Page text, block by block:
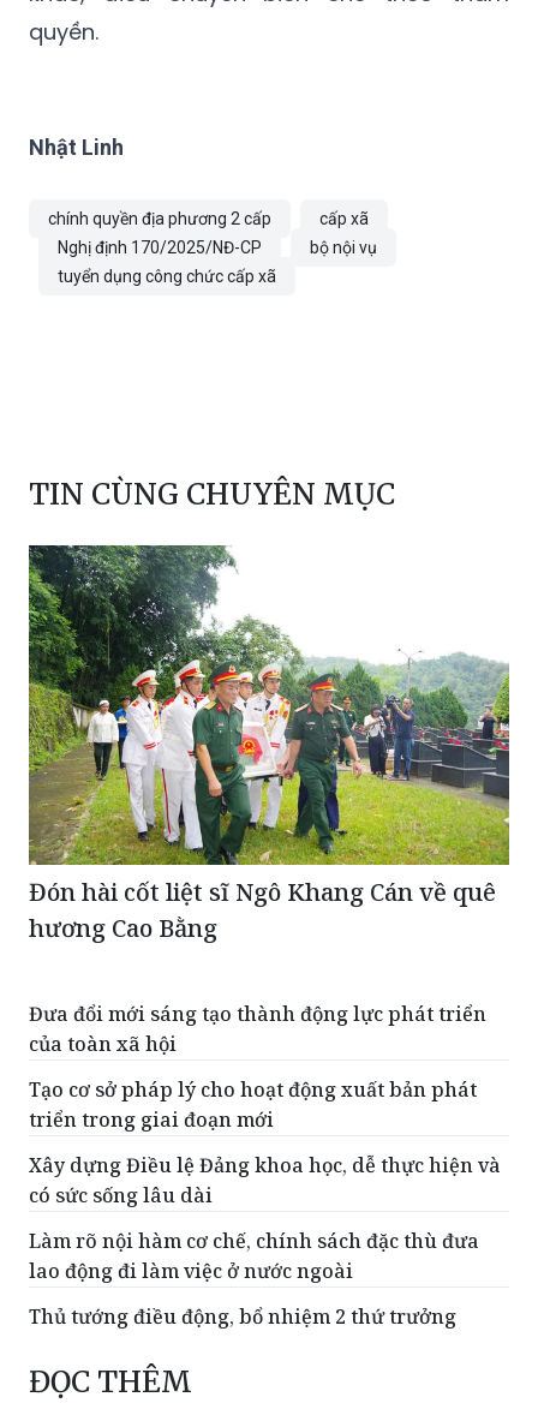
quyền.
Nhật Linh
chính quyền địa phương 2 cấp
cấp xã
Nghị định 170/2025/NĐ-CP
bộ nội vụ
tuyển dụng công chức cấp xã
TIN CÙNG CHUYÊN MỤC
Đón hài cốt liệt sĩ Ngô Khang Cán về quê
hương Cao Bằng
Đưa đổi mới sáng tạo thành động lực phát triển
của toàn xã hội
Tạo cơ sở pháp lý cho hoạt động xuất bản phát
triển trong giai đoạn mới
Xây dựng Điều lệ Đảng khoa học, dễ thực hiện và
có sức sống lâu dài
Làm rõ nội hàm cơ chế, chính sách đặc thù đưa
lao động đi làm việc ở nước ngoài
Thủ tướng điều động, bổ nhiệm 2 thứ trưởng
ĐỌC THÊM